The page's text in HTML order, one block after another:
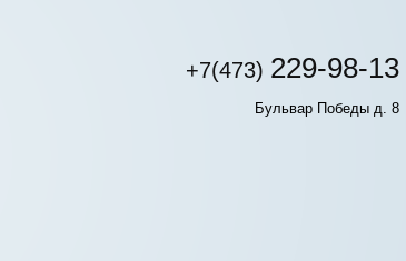
+7(473) 229-98-13
Бульвар Победы д. 8